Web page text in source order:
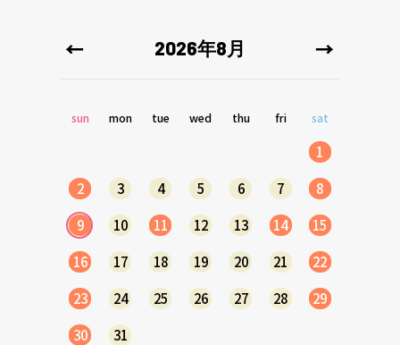
2026年8月
sun mon tue wed thu fri sat
1
2
3 4 5 6 7
8
9
10 11 12 13 14
15
16
17 18 19 20 21
22
23
24 25 26 27 28
29
30
31